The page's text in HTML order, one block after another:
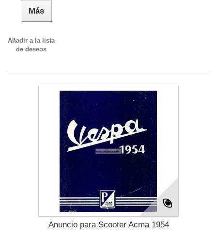
Más
Añadir a la lista
de deseos
Anuncio para Scooter Acma 1954